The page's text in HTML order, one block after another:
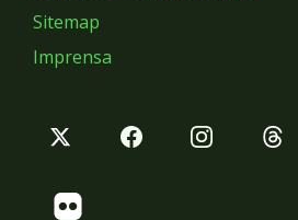
Sitemap
Imprensa